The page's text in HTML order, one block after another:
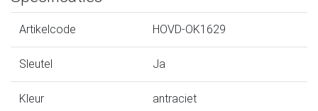
Artikelcode HOVD-OK1629
Sleutel Ja
Kleur antraciet